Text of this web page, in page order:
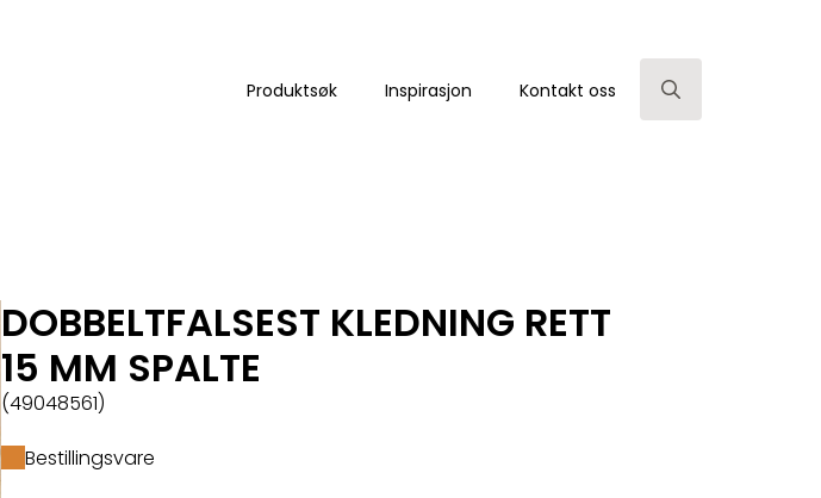
Produktsøk Inspirasjon Kontakt oss
DOBBELTFALSEST KLEDNING RETT
15 MM SPALTE
(49048561)
Bestillingsvare